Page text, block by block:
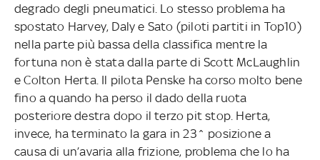
degrado degli pneumatici. Lo stesso problema ha
spostato Harvey, Daly e Sato (piloti partiti in Top10)
nella parte più bassa della classifica mentre la
fortuna non è stata dalla parte di Scott McLaughlin
e Colton Herta. Il pilota Penske ha corso molto bene
fino a quando ha perso il dado della ruota
posteriore destra dopo il terzo pit stop. Herta,
invece, ha terminato la gara in 23^ posizione a
causa di un’avaria alla frizione, problema che lo ha